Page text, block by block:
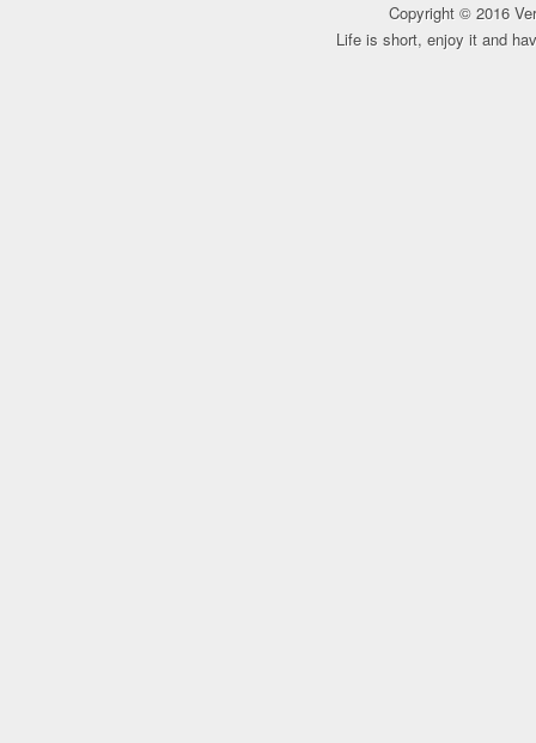
Copyright © 2016
Life is short, enjoy it and